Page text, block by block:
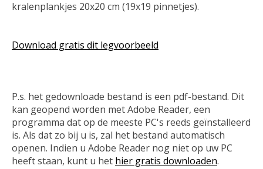
kralenplankjes 20x20 cm (19x19 pinnetjes).
Download gratis dit legvoorbeeld
P.s. het gedownloade bestand is een pdf-bestand. Dit
kan geopend worden met Adobe Reader, een
programma dat op de meeste PC's reeds geïnstalleerd
is. Als dat zo bij u is, zal het bestand automatisch
openen. Indien u Adobe Reader nog niet op uw PC
heeft staan, kunt u het hier gratis downloaden.